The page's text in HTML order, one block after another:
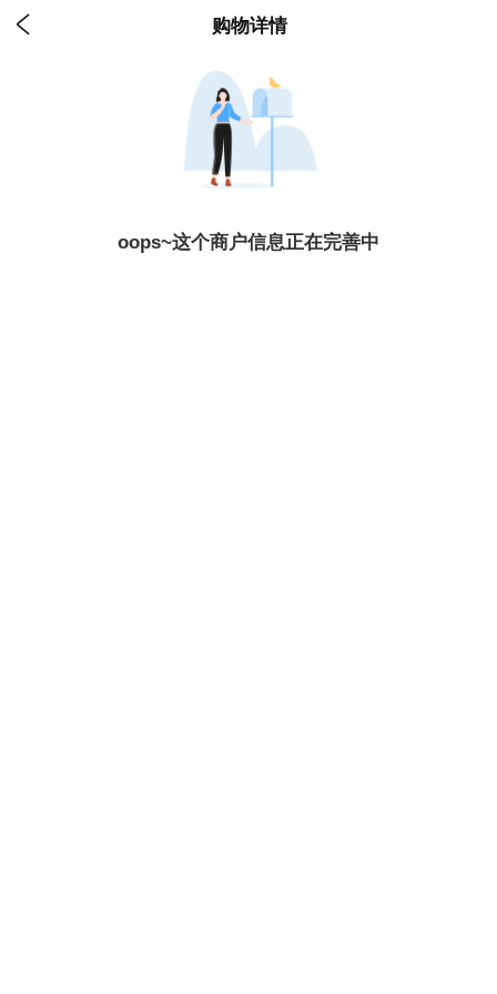
 购物详情
oops~这个商户信息正在完善中